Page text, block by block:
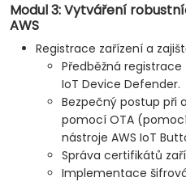
Modul 3: Vytváření
AWS
Registrace zařízení a
Předběžná registrace
IoT Device Defender.
Bezpečný postup při
pomocí OTA
nástroje AWS IoT
Správa certifikátů
Implementace